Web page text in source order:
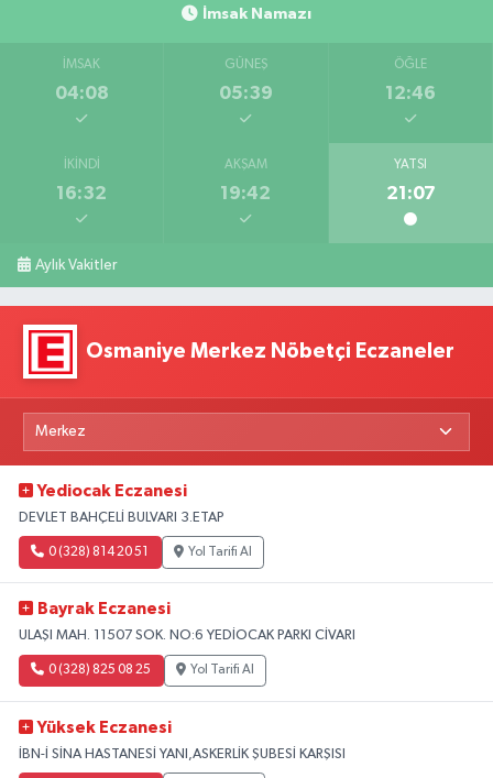
İmsak Namazı
İMSAK
04:08
GÜNEŞ
05:39
ÖĞLE
12:46
İKINDI
16:32
AKŞAM
19:42
YATSI
21:07
Aylık Vakitler
Osmaniye Merkez Nöbetçi Eczaneler
Yediocak Eczanesi
DEVLET BAHÇELİ BULVARI 3.ETAP
0 (328) 814 20 51 Yol Tarifi Al
Bayrak Eczanesi
ULAŞI MAH. 11507 SOK. NO:6 YEDİOCAK PARKI CİVARI
0 (328) 825 08 25 Yol Tarifi Al
Yüksek Eczanesi
İBN-İ SİNA HASTANESİ YANI,ASKERLİK ŞUBESİ KARŞISI